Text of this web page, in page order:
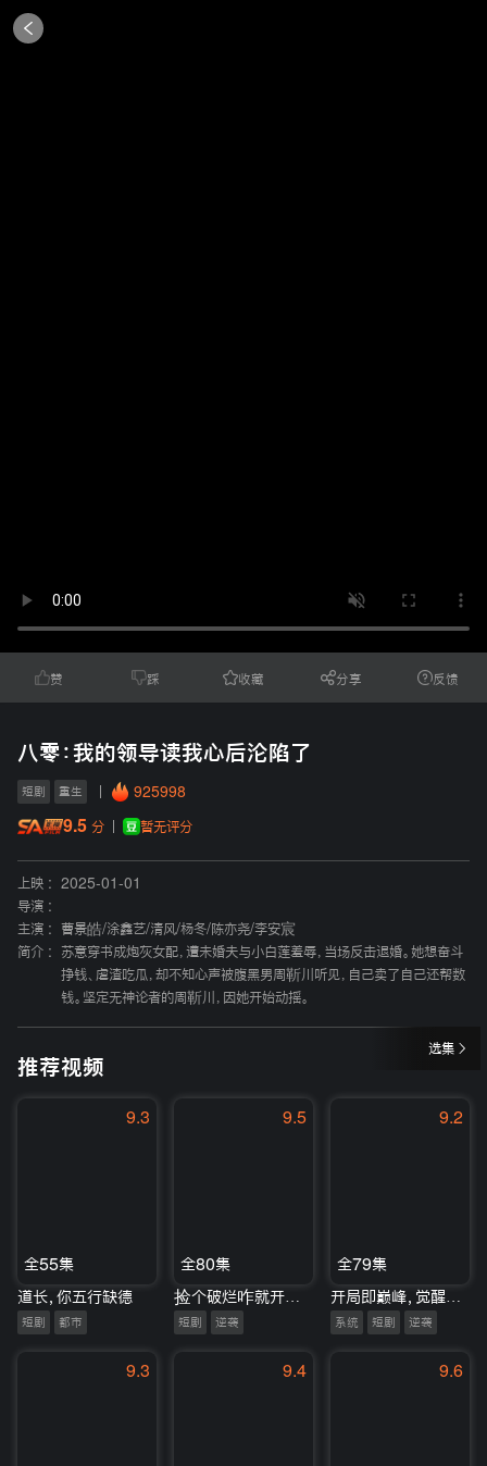
赞 踩 收藏 分享 反馈
八零：我的领导读我心后沦陷了
短剧 重生 925998
9.5 分 暂无评分
上映 :
2025-01-01
导演 :
主演 :
曹景皓/涂鑫艺/清风/杨冬/陈亦尧/李安宸
简介 :
苏意穿书成炮灰女配，遭未婚夫与小白莲羞辱，当场反击退婚。她想奋斗
挣钱、虐渣吃瓜，却不知心声被腹黑男周靳川听见，自己卖了自己还帮数
钱。坚定无神论者的周靳川，因她开始动摇。
选集
推荐视频
9.3
全55集
道长，你五行缺德
短剧 都市
9.5
全80集
短剧 逆袭
9.2
全79集
系统 短剧 逆袭
9.3 9.4 9.6